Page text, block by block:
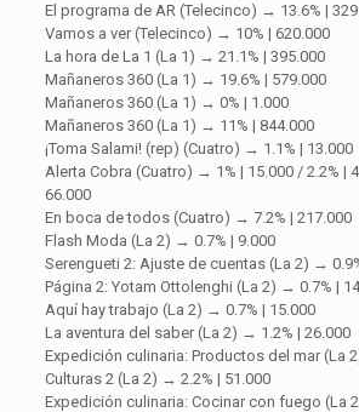
El programa de AR (Telecinco) → 13.6% |
Vamos a ver (Telecinco) → 10% | 620.000
La hora de La 1 (La 1) → 21.1% | 395.000
Mañaneros 360 (La 1) → 19.6% | 579.000
Mañaneros 360 (La 1) → 0% | 1.000
Mañaneros 360 (La 1) → 11% | 844.000
¡Toma Salami! (rep) (Cuatro) → 1.1% | 13.000
Alerta Cobra (Cuatro) → 1% | 15.000 / 2.2% |
66.000
En boca de todos (Cuatro) → 7.2% | 217.000
Flash Moda (La 2) → 0.7% | 9.000
Serengueti 2: Ajuste de cuentas (La 2) →
Página 2: Yotam Ottolenghi (La 2) → 0.7% |
Aquí hay trabajo (La 2) → 0.7% | 15.000
La aventura del saber (La 2) → 1.2% | 26.000
Expedición culinaria: Productos del mar (La
Culturas 2 (La 2) → 2.2% | 51.000
Expedición culinaria: Cocinar con fuego (La